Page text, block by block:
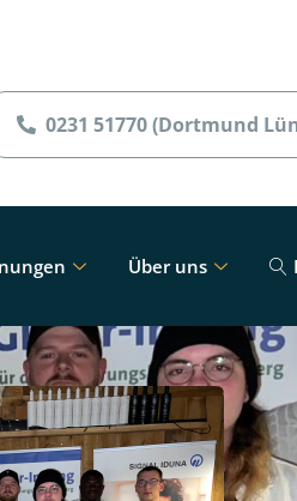
0231 51770 (Dortmund
Über uns